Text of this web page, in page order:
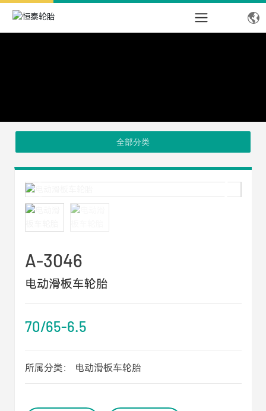
全部分类
A-3046
电动滑板车轮胎
所属分类： 电动滑板车轮胎